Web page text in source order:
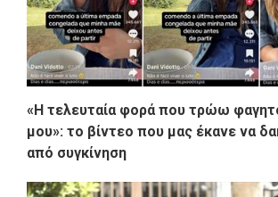
«Η τελευταία φορά που τρώω
μου»: το βίντεο που μας έκανε να
από συγκίνηση